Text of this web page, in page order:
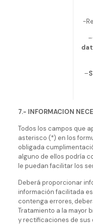
-
–
–
7.- INFORMACION
Todos los campos que
asterisco (*) en los
obligada
alguno de ellos podría
le puedan facilitar los
Deberá proporcionar
información facilitada
contenga errores,
Tratamiento a la mayor
y rectificaciones de